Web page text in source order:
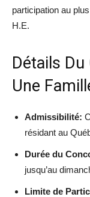
participation au
H.E.
Détails
Une
Admissibilité:
résidant au
Durée du
jusqu’au
Limite de